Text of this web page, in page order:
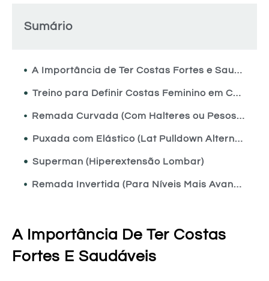
Sumário
A Importância de Ter Costas Fortes e Saudáveis
Treino para Definir Costas Feminino em Casa
Remada Curvada (Com Halteres ou Pesos Improvisados)
Puxada com Elástico (Lat Pulldown Alternativo)
Superman (Hiperextensão Lombar)
Remada Invertida (Para Níveis Mais Avançados)
Nutrição e Descanso Pilares da Definição
A Importância De Ter Costas
Fortes E Saudáveis